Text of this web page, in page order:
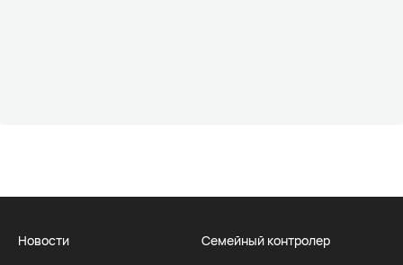
Новости
Семейный контролер